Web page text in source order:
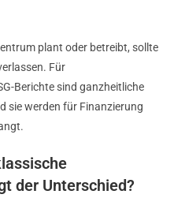
plant oder betreibt, sollte
Für
Berichte sind ganzheitliche
sie werden für Finanzierung
der Unterschied?